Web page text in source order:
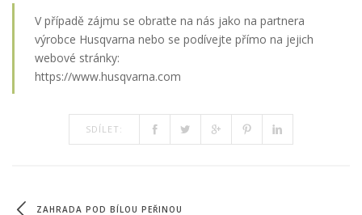
V případě zájmu se obraťte na nás jako na partnera
výrobce Husqvarna nebo se podívejte přímo na jejich
webové stránky:
https://www.husqvarna.com
SDÍLET:
ZAHRADA POD BÍLOU PEŘINOU